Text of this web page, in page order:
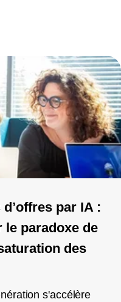
par IA :
paradoxe de
des
s'accélère